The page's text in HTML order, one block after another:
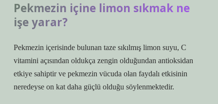
Pekmezin içine limon sıkmak ne
işe yarar?
Pekmezin içerisinde bulunan taze sıkılmış limon suyu, C
vitamini açısından oldukça zengin olduğundan antioksidan
etkiye sahiptir ve pekmezin vücuda olan faydalı etkisinin
neredeyse on kat daha güçlü olduğu söylenmektedir.